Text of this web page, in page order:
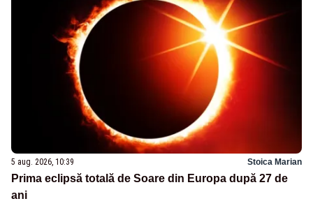
5 aug. 2026, 10:39 Stoica Marian
Prima eclipsă totală de Soare din Europa după 27 de
ani